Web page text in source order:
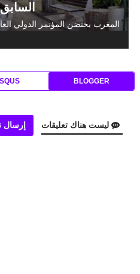
السابق
BLOGGER
ليست هناك تعليقات إرسال